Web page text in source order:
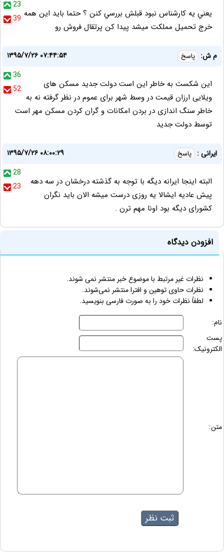
23
39 يعني يه كارشناس نبود قبلش بررسي كنن ؟ حتما بايد اين همه
خرج تحميل مملكت ميشد پيدا كن پرتقال فروش رو
م ش: پاسخ
۱۳۹۵/۷/۲۶ ۰۷:۴۴:۵۴
36
52
این شکست به خاطر این است دولت جدید مسکن های
ویلایی ارزان قیمت در وسط شهر برای عموم در نظر گرفته نه به
خاطر سنگ اندازی در بردن امکانات و گران کردن مسکن مهر است
توسط دولت جدید
ایرانی : پاسخ
۱۳۹۵/۷/۲۶ ۰۸:۰۰:۲۹
28
23
البته اینجا ایرانه دیگه با توجه به گذشته درخشان در سه دهه
پیش عادیه ایشالا یه روزی درست میشه الان باید نگران
کشورای دیگه بود اونا مهم ترن .
افزودن دیدگاه
نظرات غیر مرتبط با موضوع خبر منتشر نمی شوند.
نظرات حاوی توهین و افترا منتشر نمی‌شوند.
لطفاً نظرات خود را به صورت فارسی بنویسید.
نام:
پست
الکترونیک:
متن: